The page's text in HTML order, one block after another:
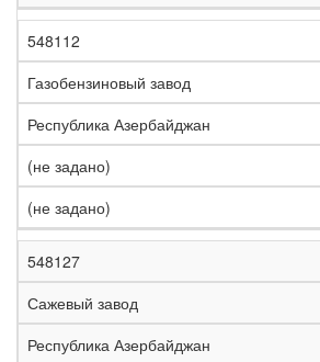
К
о
д
в
а
н
и
е
т
а
н
а
о
о
г
а
е
и
о
н
548112
Газобензиновый завод
Республика Азербайджан
(не задано)
(не задано)
548127
Сажевый завод
Республика Азербайджан